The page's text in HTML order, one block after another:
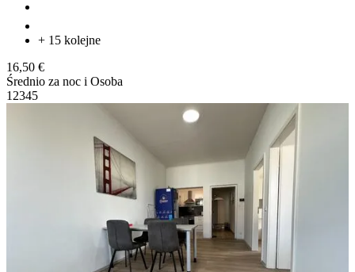
+ 15 kolejne
16,50 €
Średnio za noc i Osoba
1 2345